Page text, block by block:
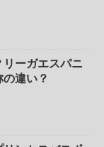
リーガエスパニ
違い？